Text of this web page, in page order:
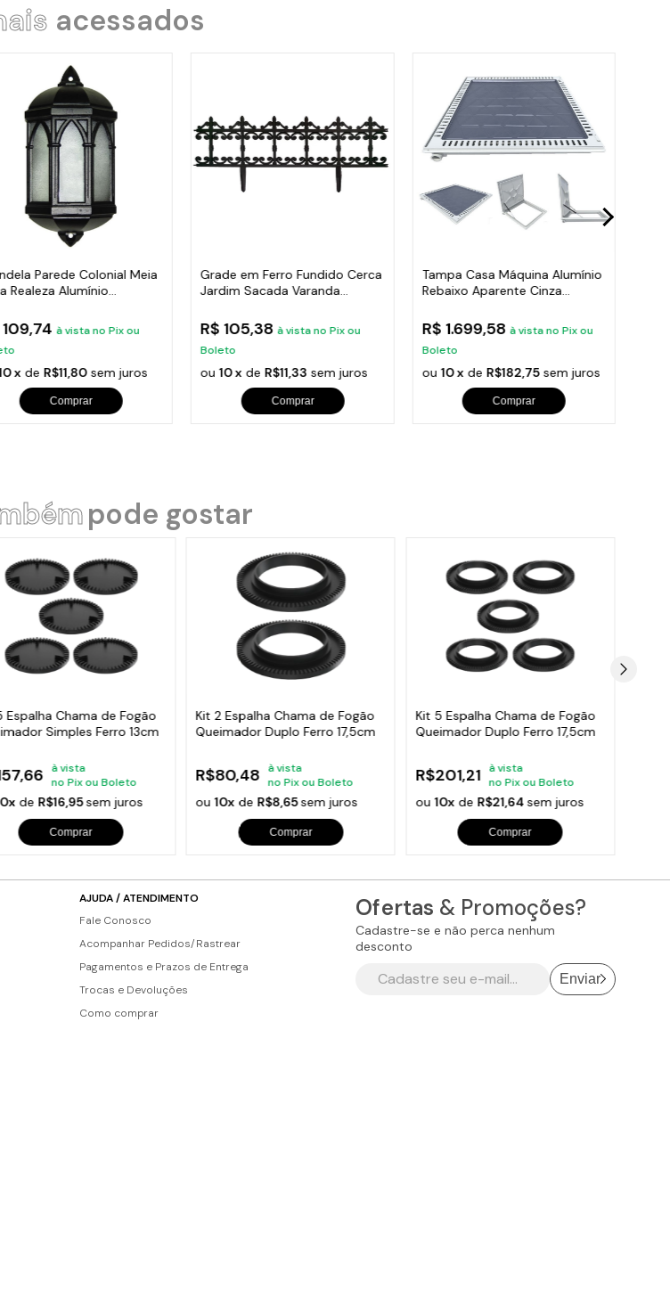
acessados
Parede Colonial Meia
Realeza Alumínio
à vista no Pix ou
x de R$11,80sem juros
Comprar
Grade em Ferro Fundido Cerca
Jardim Sacada Varanda
R$ 105,38à vista no Pix ou
Boleto
ou10 x deR$11,33 sem juros
Comprar
Tampa Casa Máquina Alumínio
Rebaixo Aparente Cinza
R$ 1.699,58 à vista no Pix ou
Boleto
ou10 x de R$182,75sem juros
Comprar
pode gostar
Espalha Chama de Fogão
Simples Ferro 13cm
à vista
no Pix ou Boleto
de R$16,95sem juros
Comprar
Kit 2 Espalha Chama de Fogão
Queimador Duplo Ferro 17,5cm
R$80,48
à vista
no Pix ou Boleto
ou10x de R$8,65sem juros
Comprar
Kit 5 Espalha Chama de Fogão
Queimador Duplo Ferro 17,5cm
R$201,21
à vista
no Pix ou Boleto
ou10x de R$21,64sem juros
Comprar
AJUDA / ATENDIMENTO
Fale Conosco
Acompanhar Pedidos/Rastrear
Pagamentos e Prazos de Entrega
Trocas e Devoluções
Como comprar
Ofertas & Promoções?
Cadastre-se e não perca nenhum
desconto
Enviar